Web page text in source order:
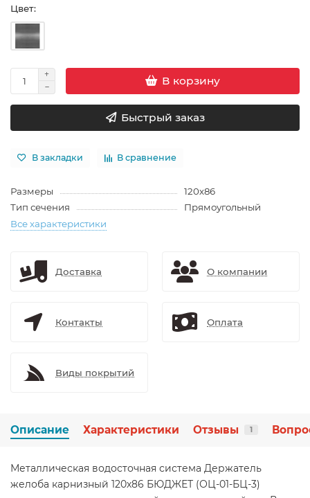
Цвет:
В корзину
Быстрый заказ
В закладки В сравнение
Размеры
120х86
Тип сечения
Прямоугольный
Все характеристики
Доставка О компании
Контакты Оплата
Виды покрытий
Описание Характеристики Отзывы 1
Металлическая водосточная система Держатель
желоба карнизный 120х86 БЮДЖЕТ (ОЦ-01-БЦ-3)